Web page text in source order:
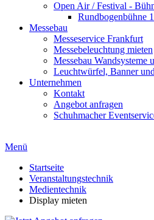
Open Air / Festival -
Rundbogenbühne
Messebau
Messeservice Frankfurt
Messebeleuchtung mieten
Messebau Wandsysteme
Leuchtwürfel, Banner
Unternehmen
Kontakt
Angebot anfragen
Schuhmacher
Menü
Startseite
Veranstaltungstechnik
Medientechnik
Display mieten